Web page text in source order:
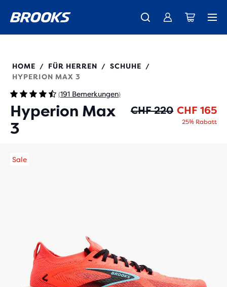
Der brandneue Ghost Amp ist da - Shop Damen Herren
Wir präsentieren die neue Cascadia Kollektion - Jetzt kaufen
Kostenloser Versand für alle Bestellungen über CHF 100
110467
HOME / FÜR HERREN / SCHUHE
/
HYPERION MAX 3
(191 Bemerkungen)
Hyperion Max
3
CHF 220 CHF 165
25% Rabatt
Sale